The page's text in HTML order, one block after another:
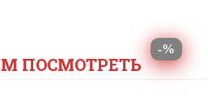
ПОСМОТРЕТЬ
-%